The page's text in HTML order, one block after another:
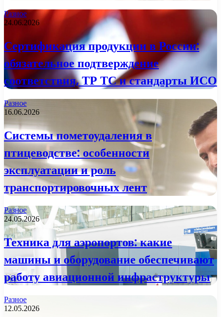
Разное
24.06.2026
Сертификация продукции в России:
обязательное подтверждение
соответствия, ТР ТС и стандарты ИСО
Разное
16.06.2026
Системы пометоудаления в
птицеводстве: особенности
эксплуатации и роль
транспортировочных лент
Разное
24.05.2026
Техника для аэропортов: какие
машины и оборудование обеспечивают
работу авиационной инфраструктуры
Разное
12.05.2026